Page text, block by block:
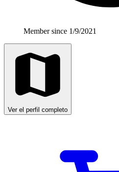
Member since 1/9/2021
Ver el perfil completo